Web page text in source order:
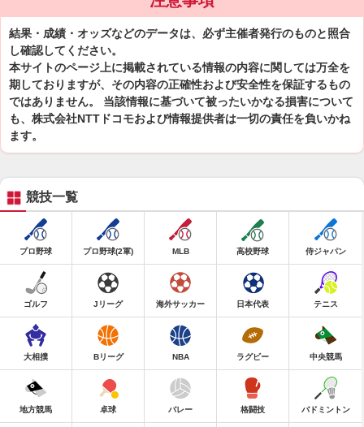
結果・成績・オッズなどのデータは、必ず主催者発行のものと照合
し確認してください。
本サイトのページ上に掲載されている情報の内容に関しては万全を
期しておりますが、その内容の正確性および安全性を保証するもの
ではありません。 当該情報に基づいて被ったいかなる損害について
も、株式会社NTTドコモおよび情報提供者は一切の責任を負いかね
ます。
競技一覧
プロ野球 プロ野球(2軍) MLB 高校野球 侍ジャパン
ゴルフ Jリーグ 海外サッカー 日本代表 テニス
大相撲 Bリーグ NBA ラグビー 中央競馬
地方競馬 卓球 バレー 格闘技 バドミントン